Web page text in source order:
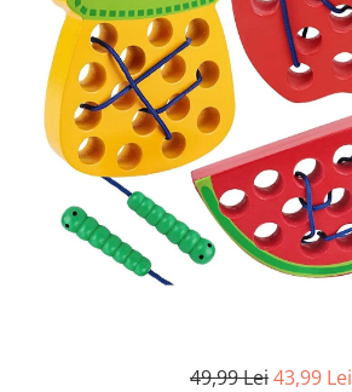
Tablite educative
49,99 Lei43,99 Lei